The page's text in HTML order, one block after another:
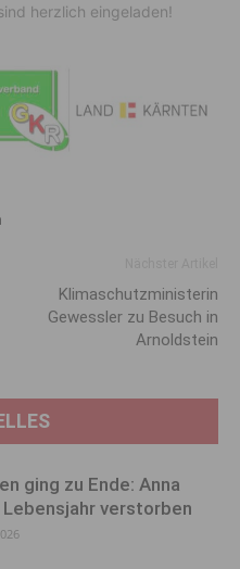
herzlich eingeladen!
Klimaschutz­ministerin
Gewessler zu Besuch in
Arnoldstein
ging zu Ende: Anna
verstorben